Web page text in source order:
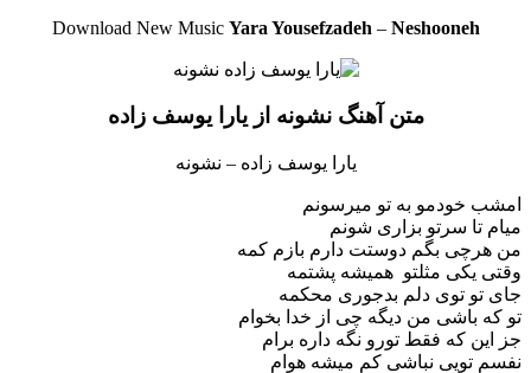
Download New Music Yara Yousefzadeh – Neshooneh
متن آهنگ نشونه از یارا یوسف زاده
یارا یوسف زاده – نشونه
امشب خودمو به تو میرسونم
میام تا سرتو بزاری شونم
من هرچی بگم دوستت دارم بازم کمه
وقتی یکی مثلتو همیشه پشتمه
جای تو توی دلم بدجوری محکمه
تو که باشی من دیگه چی از خدا بخوام
جز این که فقط تورو نگه داره برام
نفسم تویی نباشی کم میشه هوام